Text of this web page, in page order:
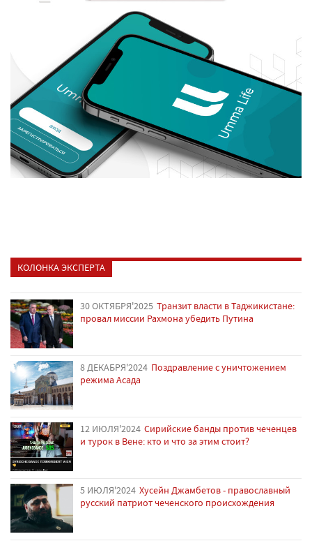
КОЛОНКА ЭКСПЕРТА
30 ОКТЯБРЯ'2025 Транзит власти в Таджикистане:
провал миссии Рахмона убедить Путина
8 ДЕКАБРЯ'2024 Поздравление с уничтожением
режима Асада
12 ИЮЛЯ'2024 Сирийские банды против чеченцев
и турок в Вене: кто и что за этим стоит?
5 ИЮЛЯ'2024 Хусейн Джамбетов - православный
русский патриот чеченского происхождения